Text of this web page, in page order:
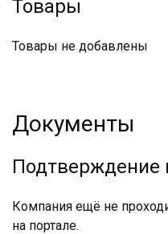
Товары
Товары не добавлены
Документы
Подтверждение
Компания ещё не
на портале.